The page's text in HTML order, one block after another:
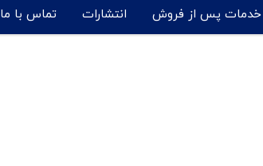
خدمات پس از فروش انتشارات تماس با ما